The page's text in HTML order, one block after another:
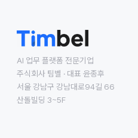
AI 업무 플랫폼 전문기업
주식회사 팀벨 · 대표 윤종후
서울 강남구 강남대로94길 66
산돌빌딩 3~5F